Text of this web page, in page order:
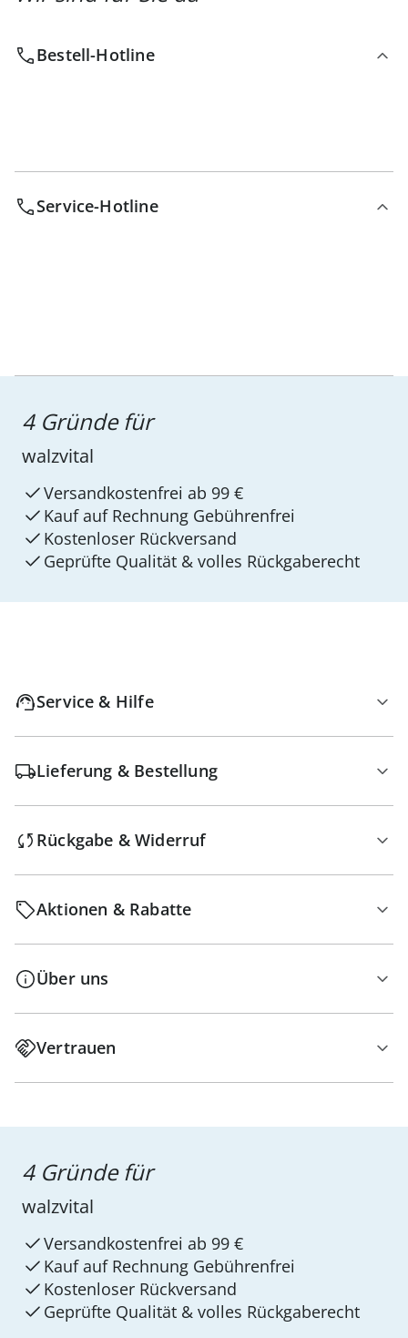
Bestell-Hotline
Service-Hotline
4 Gründe für
walzvital
Versandkostenfrei ab 99 €
Kauf auf Rechnung Gebührenfrei
Kostenloser Rückversand
Geprüfte Qualität & volles Rückgaberecht
Service & Hilfe
Lieferung & Bestellung
Rückgabe & Widerruf
Aktionen & Rabatte
Über uns
Vertrauen
4 Gründe für
walzvital
Versandkostenfrei ab 99 €
Kauf auf Rechnung Gebührenfrei
Kostenloser Rückversand
Geprüfte Qualität & volles Rückgaberecht